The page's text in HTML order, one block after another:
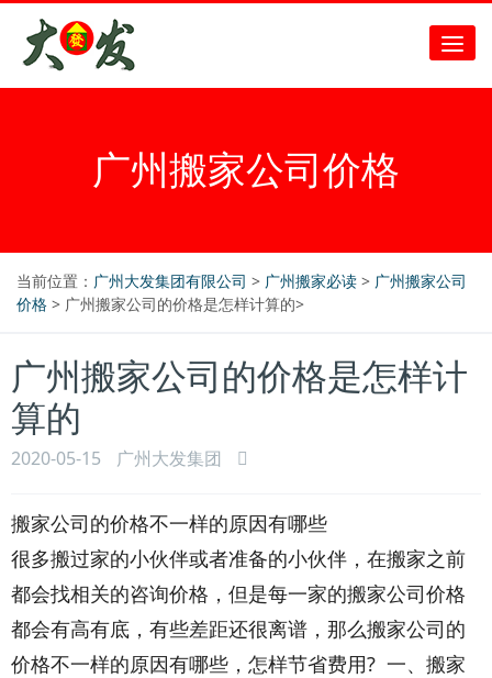
广州搬家公司价格
当前位置： 广州大发集团有限公司 > 广州搬家必读 > 广州搬家公司
价格 > 广州搬家公司的价格是怎样计算的>
广州搬家公司的价格是怎样计
算的
2020-05-15 广州大发集团
搬家公司的价格不一样的原因有哪些
很多搬过家的小伙伴或者准备的小伙伴，在搬家之前
都会找相关的咨询价格，但是每一家的搬家公司价格
都会有高有底，有些差距还很离谱，那么搬家公司的
价格不一样的原因有哪些，怎样节省费用? 一、搬家